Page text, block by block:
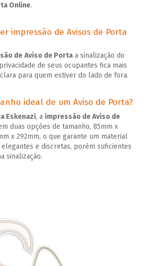
Online.
impressão de Avisos de Porta
de Aviso de Portaa sinalização do
de seus ocupantes fica mais
para quem estiver do lado de fora.
ideal de um Aviso de Porta?
Eskenazi, a impressão de Aviso de
duas opções de tamanho, 85mm x
x 292mm, o que garante um material
e discretas, porém suficientes
sinalização.